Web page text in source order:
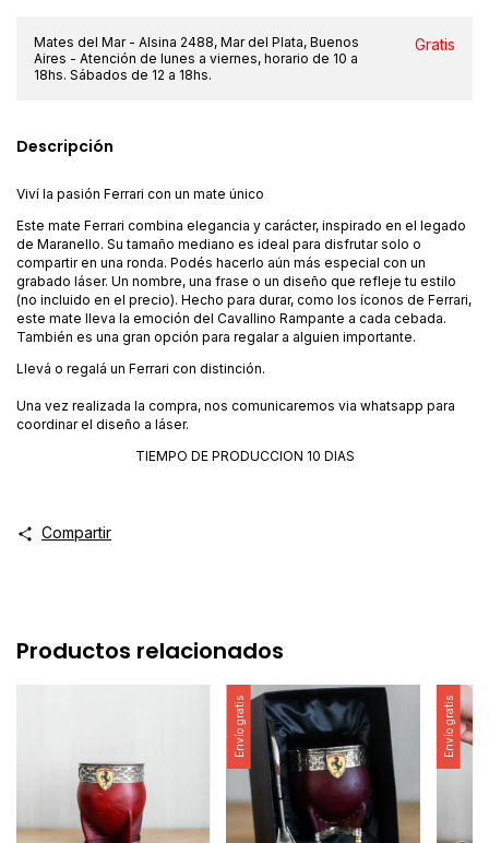
Mates del Mar - Alsina 2488, Mar del Plata, Buenos
Aires - Atención de lunes a viernes, horario de 10 a
18hs. Sábados de 12 a 18hs.
Gratis
Descripción
Viví la pasión Ferrari con un mate único
Este mate Ferrari combina elegancia y carácter, inspirado en el legado
de Maranello. Su tamaño mediano es ideal para disfrutar solo o
compartir en una ronda. Podés hacerlo aún más especial con un
grabado láser. Un nombre, una frase o un diseño que refleje tu estilo
(no incluido en el precio). Hecho para durar, como los íconos de Ferrari,
este mate lleva la emoción del Cavallino Rampante a cada cebada.
También es una gran opción para regalar a alguien importante.
Llevá o regalá un Ferrari con distinción.
Una vez realizada la compra, nos comunicaremos via whatsapp para
coordinar el diseño a láser.
TIEMPO DE PRODUCCION 10 DIAS
Compartir
Productos relacionados
Envío gratis Envío gratis